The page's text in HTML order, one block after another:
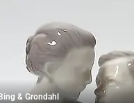
& Grondahl